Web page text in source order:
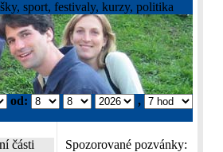
sport, festivaly, kurzy, politika
od: ,
části
Spozorované pozvánky: